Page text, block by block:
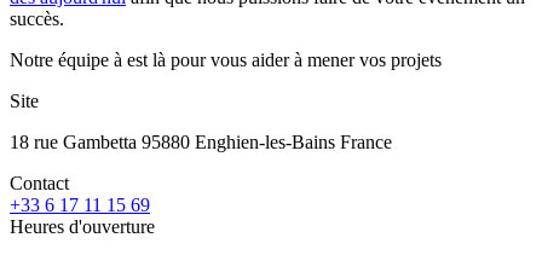
succès.
Notre équipe à est là pour vous aider à mener vos projets
Site
18 rue Gambetta 95880 Enghien-les-Bains France
Contact
+33 6 17 11 15 69
Heures d'ouverture